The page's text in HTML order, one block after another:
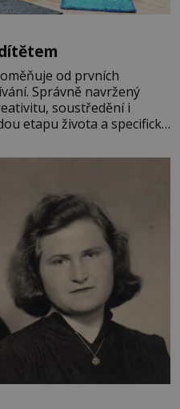
od prvních
Správně navržený
soustředění i
etapu života a specifické
miminka měl působit
věk je